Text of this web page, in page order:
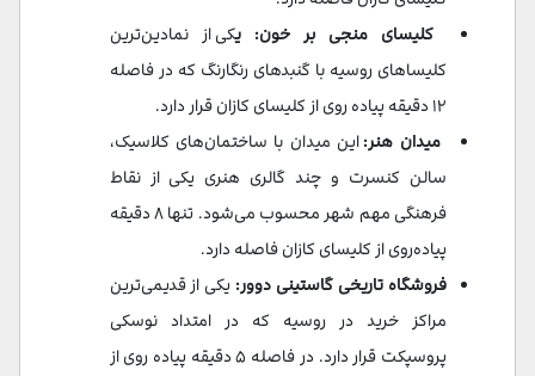
کلیسای منجی بر خون: یکی از نمادین‌ترین
کلیساهای روسیه با گنبدهای رنگارنگ که در فاصله
۱۲ دقیقه پیاده روی از کلیسای کازان قرار دارد.
میدان هنر:این میدان با ساختمان‌های کلاسیک،
سالن کنسرت و چند گالری هنری یکی از نقاط
فرهنگی مهم شهر محسوب می‌شود. تنها ۸ دقیقه
پیاده‌روی از کلیسای کازان فاصله دارد.
فروشگاه تاریخی گاستینی دوور: یکی از قدیمی‌ترین
مراکز خرید در روسیه که در امتداد نوسکی
پروسپکت قرار دارد. در فاصله ۵ دقیقه پیاده روی از